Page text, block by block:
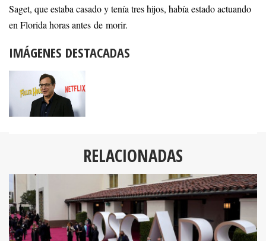
Saget, que estaba casado y tenía tres hijos, había estado actuando
en Florida horas antes de morir.
IMÁGENES DESTACADAS
RELACIONADAS